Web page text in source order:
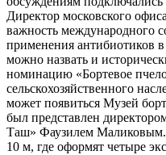
Директор московского
важность международного
применения антибиотиков
можно назвать и
номинацию «Бортевое
сельскохозяйственного
может появиться Музей
был представлен
Таш» Фаузилем Маликовым.
10 м, где оформят четыре